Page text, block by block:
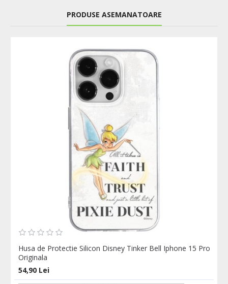
PRODUSE ASEMANATOARE
Husa de Protectie Silicon Disney Tinker Bell Iphone 15 Pro
Originala
54,90 Lei